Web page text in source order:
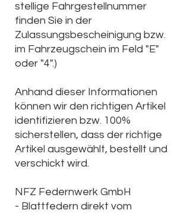
stellige Fahrgestellnummer
finden Sie in der
Zulassungsbescheinigung bzw.
im Fahrzeugschein im Feld "E"
oder "4".)
Anhand dieser Informationen
können wir den richtigen Artikel
identifizieren bzw. 100%
sicherstellen, dass der richtige
Artikel ausgewählt, bestellt und
verschickt wird.
NFZ Federnwerk GmbH
- Blattfedern direkt vom